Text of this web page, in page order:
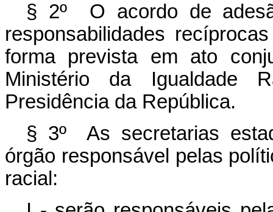
§ 2º O acordo de
responsabilidades
forma prevista em ato
Ministério da Igualdade
Presidência da República.
§ 3º As secretarias
órgão responsável pelas
racial: